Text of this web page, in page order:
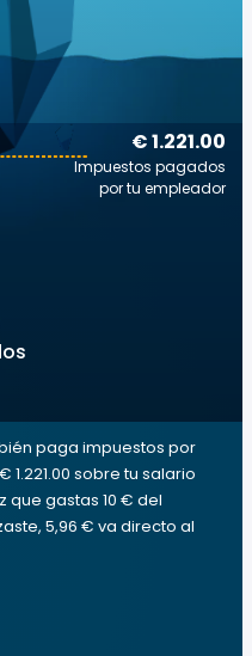
€ 1.221.00
Impuestos pagados
por tu empleador
paga impuestos por
sobre tu salario
que gastas 10 € del
5,96 € va directo al